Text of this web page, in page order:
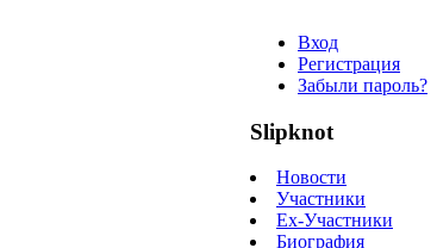
Вход
Регистрация
Забыли пароль?
Slipknot
Новости
Участники
Ex-Участники
Биография